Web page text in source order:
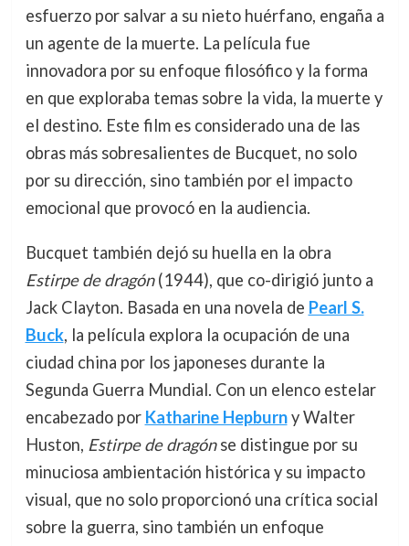
esfuerzo por salvar a su nieto huérfano, engaña a
un agente de la muerte. La película fue
innovadora por su enfoque filosófico y la forma
en que exploraba temas sobre la vida, la muerte y
el destino. Este film es considerado una de las
obras más sobresalientes de Bucquet, no solo
por su dirección, sino también por el impacto
emocional que provocó en la audiencia.
Bucquet también dejó su huella en la obra
Estirpe de dragón(1944), que co-dirigió junto a
Jack Clayton. Basada en una novela de Pearl S.
Buck, la película explora la ocupación de una
ciudad china por los japoneses durante la
Segunda Guerra Mundial. Con un elenco estelar
encabezado por Katharine Hepburny Walter
Huston, Estirpe de dragónse distingue por su
minuciosa ambientación histórica y su impacto
visual, que no solo proporcionó una crítica social
sobre la guerra, sino también un enfoque